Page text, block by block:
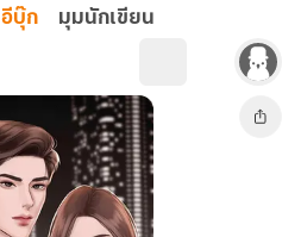
อีบุ๊ก มุมนักเขียน